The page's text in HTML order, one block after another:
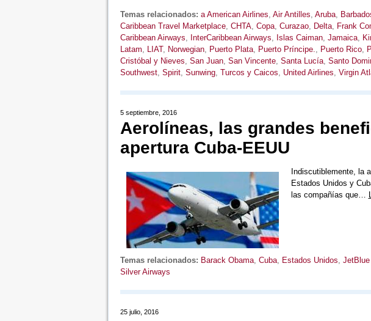
Temas relacionados: a American Airlines, Air Antilles, Aruba,
Caribbean Travel Marketplace, CHTA, Copa, Curazao, Delta, Frank
Caribbean Airways, InterCaribbean Airways, Islas Caiman, Jamaica,
Latam, LIAT, Norwegian, Puerto Plata, Puerto Príncipe., Puerto Rico,
Cristóbal y Nieves, San Juan, San Vincente, Santa Lucía, Santo
Southwest, Spirit, Sunwing, Turcos y Caicos, United Airlines, Virgin
5 septiembre, 2016
Aerolíneas, las grandes
apertura Cuba-EEUU
Indiscutiblemente, la
Estados Unidos y
las compañías que…
Temas relacionados: Barack Obama, Cuba, Estados Unidos,
Silver Airways
25 julio, 2016